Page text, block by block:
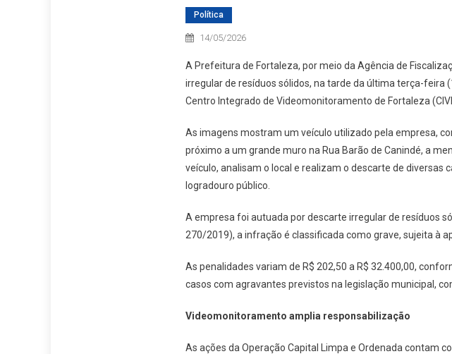
Política
14/05/2026
A Prefeitura de Fortaleza, por meio da Agência de
irregular de resíduos sólidos, na tarde da última terça-
Centro Integrado de Videomonitoramento de Fortaleza
As imagens mostram um veículo utilizado pela empresa,
próximo a um grande muro na Rua Barão de Canindé, a
veículo, analisam o local e realizam o descarte de
logradouro público.
A empresa foi autuada por descarte irregular de resíduos
270/2019), a infração é classificada como grave, sujeita à
As penalidades variam de R$ 202,50 a R$ 32.400,00,
casos com agravantes previstos na legislação municipal,
Videomonitoramento amplia responsabilização
As ações da Operação Capital Limpa e Ordenada contam